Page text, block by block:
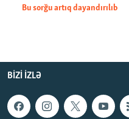
Bu sorğu artıq dayandırılıb
BIZI IZLƏ